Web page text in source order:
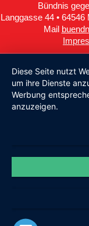
Bündnis
Langgasse 44 • 64546
Mail
Diese Seite nutzt
um ihre Dienste
Werbung
anzuzeigen.